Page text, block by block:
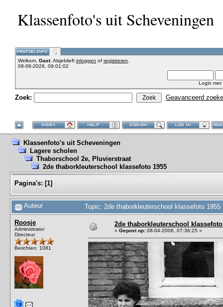
Klassenfoto's uit Scheveningen
Welkom, Gast. Alsjeblieft inloggen of registreren
08-08-2026, 09:01:02
Login met
Zoek: Geavanceerd
Klassenfoto's uit Scheveningen
Lagere scholen
Thaborschool 2e, Pluvierstraat
2de thaborkleuterschool klassefoto 1955
Pagina's: [1]
Auteur Topic: 2de thaborkleuterschool klassefoto
Roosje
Administrator
Directeur
Berichten: 1081
2de thaborkleuterschool klassefoto
« Gepost op: 08-04-2006, 07:36:25 »